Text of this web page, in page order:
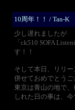
10周年！！ / Tan-K
少し遅れましたが
「ck510 SOFA
す！！
そして本日、リリー
併せておめでとうご
東京は青山の地で
しれた日の事は、